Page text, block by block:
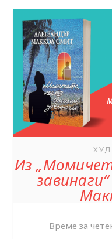
Из
Време за